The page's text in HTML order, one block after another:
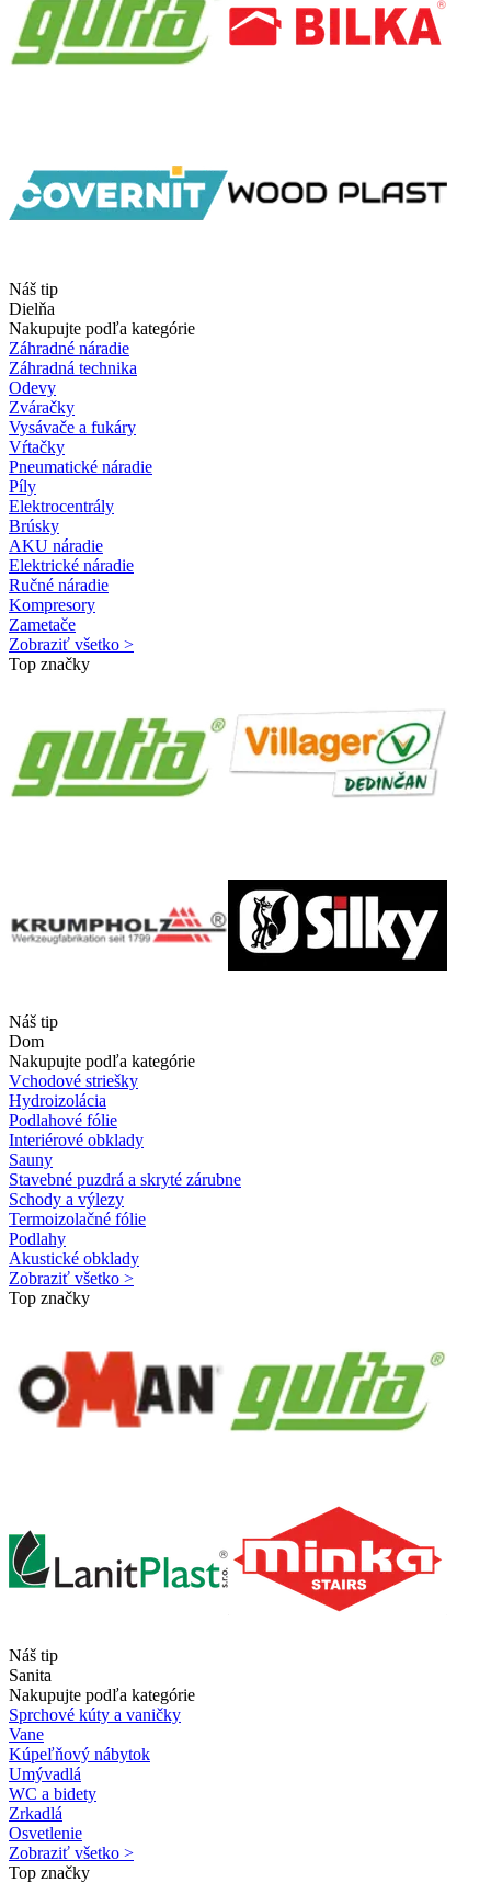
Náš tip
Dielňa
Nakupujte podľa kategórie
Záhradné náradie
Záhradná technika
Odevy
Zváračky
Vysávače a fukáry
Vŕtačky
Pneumatické náradie
Píly
Elektrocentrály
Brúsky
AKU náradie
Elektrické náradie
Ručné náradie
Kompresory
Zametače
Zobraziť všetko >
Top značky
Náš tip
Dom
Nakupujte podľa kategórie
Vchodové striešky
Hydroizolácia
Podlahové fólie
Interiérové obklady
Sauny
Stavebné puzdrá a skryté zárubne
Schody a výlezy
Termoizolačné fólie
Podlahy
Akustické obklady
Zobraziť všetko >
Top značky
Náš tip
Sanita
Nakupujte podľa kategórie
Sprchové kúty a vaničky
Vane
Kúpeľňový nábytok
Umývadlá
WC a bidety
Zrkadlá
Osvetlenie
Zobraziť všetko >
Top značky